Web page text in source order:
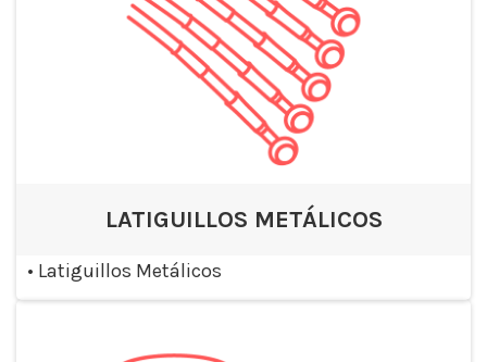
LATIGUILLOS METÁLICOS
• Latiguillos Metálicos